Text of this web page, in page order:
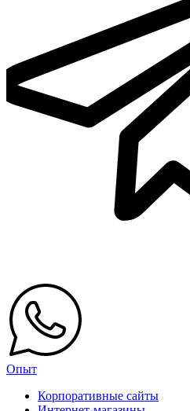
Опыт
Корпоративные сайты